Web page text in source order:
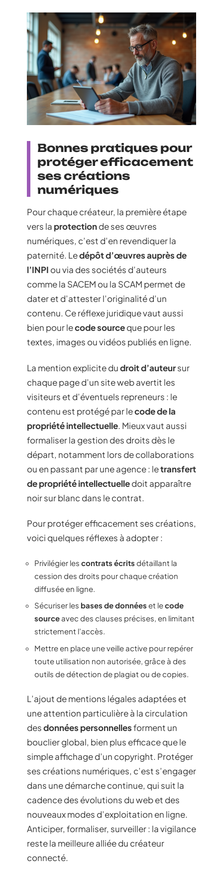
Bonnes pratiques pour
protéger efficacement
ses créations
numériques
Pour chaque créateur, la première étape
vers la protectionde ses œuvres
numériques, c’est d’en revendiquer la
paternité. Ledépôt d’œuvres auprès de
l’INPI ou via des sociétés d’auteurs
comme la SACEM ou la SCAM permet de
dater et d’attester l’originalité d’un
contenu. Ce réflexe juridique vaut aussi
bien pour lecode sourceque pour les
textes, images ou vidéos publiés en ligne.
La mention explicite dudroit d’auteursur
chaque page d’un site web avertit les
visiteurs et d’éventuels repreneurs : le
contenu est protégé par lecode de la
propriété intellectuelle. Mieux vaut aussi
formaliser la gestion des droits dès le
départ, notamment lors de collaborations
ou en passant par une agence : letransfert
de propriété intellectuelledoit apparaître
noir sur blanc dans le contrat.
Pour protéger efficacement ses créations,
voici quelques réflexes à adopter :
Privilégier les contrats écrits détaillant la
cession des droits pour chaque création
diffusée en ligne.
Sécuriser les bases de données et lecode
source avec des clauses précises, en limitant
strictement l’accès.
Mettre en place une veille active pour repérer
toute utilisation non autorisée, grâce à des
outils de détection de plagiat ou de copies.
L’ajout de mentions légales adaptées et
une attention particulière à la circulation
desdonnées personnellesforment un
bouclier global, bien plus efficace que le
simple affichage d’un copyright. Protéger
ses créations numériques, c’est s’engager
dans une démarche continue, qui suit la
cadence des évolutions du web et des
nouveaux modes d’exploitation en ligne.
Anticiper, formaliser, surveiller : la vigilance
reste la meilleure alliée du créateur
connecté.